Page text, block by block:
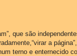
que são
a
terno e enternecido